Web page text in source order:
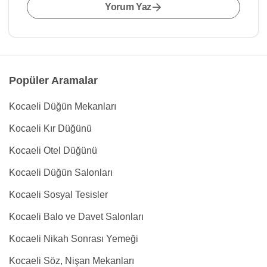
Yorum Yaz
Popüler Aramalar
Kocaeli Düğün Mekanları
Kocaeli Kır Düğünü
Kocaeli Otel Düğünü
Kocaeli Düğün Salonları
Kocaeli Sosyal Tesisler
Kocaeli Balo ve Davet Salonları
Kocaeli Nikah Sonrası Yemeği
Kocaeli Söz, Nişan Mekanları